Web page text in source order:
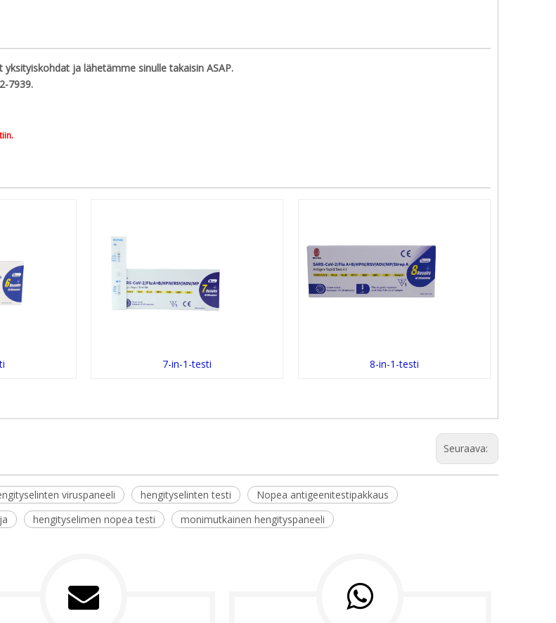
yksityiskohdat ja lähetämme sinulle takaisin ASAP.
7939.
7-in-1-testi 8-in-1-testi
Seuraava:
viruspaneeli hengityselinten testi
Nopea antigeenitestipakkaus
hengityselimen nopea testi monimutkainen hengityspaneeli